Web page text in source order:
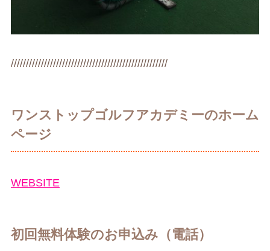
////////////////////////////////////////////////////
ワンストップゴルフアカデミーのホーム
ページ
WEBSITE
初回無料体験のお申込み（電話）